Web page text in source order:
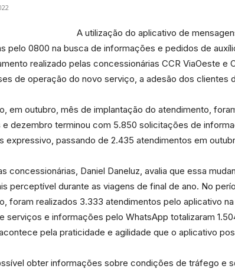
Portal
A utilização do aplicativo de
pelo 0800 na busca de informações e pedidos de
realizado pelas concessionárias CCR ViaOeste
de operação do novo serviço, a adesão dos clientes
em outubro, mês de implantação do atendimento,
dezembro terminou com 5.850 solicitações de
expressivo, passando de 2.435 atendimentos em
concessionárias, Daniel Daneluz, avalia que essa
perceptível durante as viagens de final de ano. No
foram realizados 3.333 atendimentos pelo aplicativo
serviços e informações pelo WhatsApp totalizaram
pela praticidade e agilidade que o aplicativo
obter informações sobre condições de tráfego e